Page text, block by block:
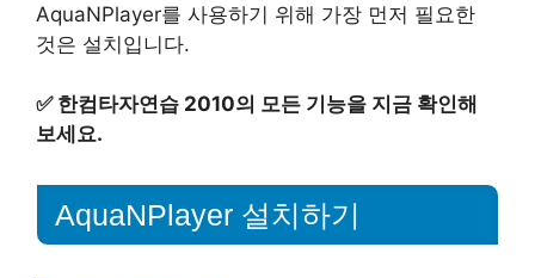
AquaNPlayer를 사용하기 위해 가장 먼저 필요한
것은 설치입니다.
✅ 한컴타자연습 2010의 모든 기능을 지금 확인해
보세요.
AquaNPlayer 설치하기